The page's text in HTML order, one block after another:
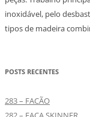
inoxidável, pelo
tipos de madeira
POSTS RECENTES
283 – FACÃO